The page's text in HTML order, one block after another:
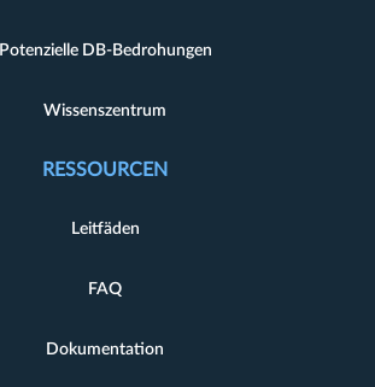
Potenzielle DB-Bedrohungen
Wissenszentrum
RESSOURCEN
Leitfäden
FAQ
Dokumentation